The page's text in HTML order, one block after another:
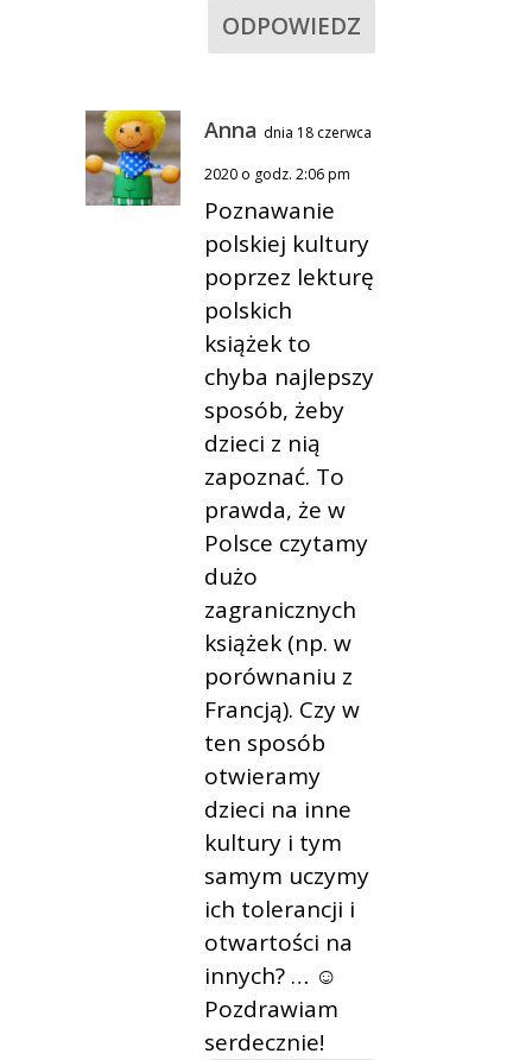
ODPOWIEDZ
Anna dnia 18 czerwca
2020 o godz. 2:06 pm
Poznawanie
polskiej kultury
poprzez lekturę
polskich
książek to
chyba najlepszy
sposób, żeby
dzieci z nią
zapoznać. To
prawda, że w
Polsce czytamy
dużo
zagranicznych
książek (np. w
porównaniu z
Francją). Czy w
ten sposób
otwieramy
dzieci na inne
kultury i tym
samym uczymy
ich tolerancji i
otwartości na
innych? … ☺
Pozdrawiam
serdecznie!